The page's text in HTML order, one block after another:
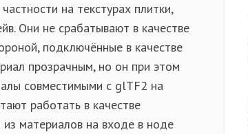
на текстурах плитки,
Они не срабатывают в качестве
подключённые в качестве
прозрачным, но он при этом
совместимыми с glTF2 на
работать в качестве
материалов на входе в ноде